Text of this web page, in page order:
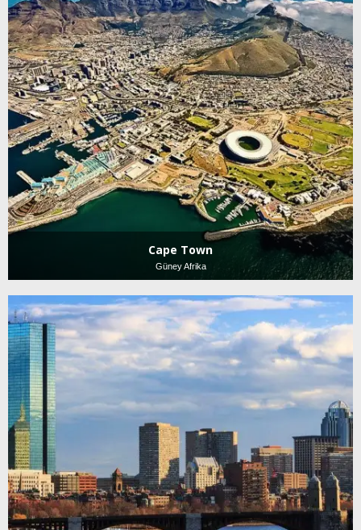
Cape Town
Güney Afrika